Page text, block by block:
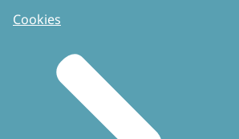
Cookies